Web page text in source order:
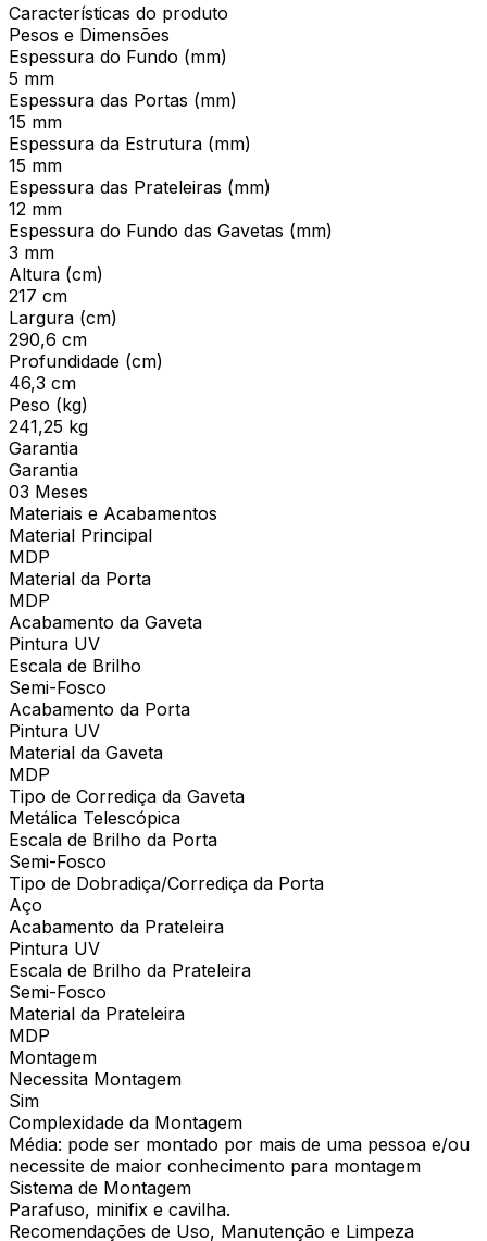
Características do produto
Pesos e Dimensões
Espessura do Fundo (mm)
5 mm
Espessura das Portas (mm)
15 mm
Espessura da Estrutura (mm)
15 mm
Espessura das Prateleiras (mm)
12 mm
Espessura do Fundo das Gavetas (mm)
3 mm
Altura (cm)
217 cm
Largura (cm)
290,6 cm
Profundidade (cm)
46,3 cm
Peso (kg)
241,25 kg
Garantia
Garantia
03 Meses
Materiais e Acabamentos
Material Principal
MDP
Material da Porta
MDP
Acabamento da Gaveta
Pintura UV
Escala de Brilho
Semi-Fosco
Acabamento da Porta
Pintura UV
Material da Gaveta
MDP
Tipo de Corrediça da Gaveta
Metálica Telescópica
Escala de Brilho da Porta
Semi-Fosco
Tipo de Dobradiça/Corrediça da Porta
Aço
Acabamento da Prateleira
Pintura UV
Escala de Brilho da Prateleira
Semi-Fosco
Material da Prateleira
MDP
Montagem
Necessita Montagem
Sim
Complexidade da Montagem
Média: pode ser montado por mais de uma pessoa e/ou
necessite de maior conhecimento para montagem
Sistema de Montagem
Parafuso, minifix e cavilha.
Recomendações de Uso, Manutenção e Limpeza